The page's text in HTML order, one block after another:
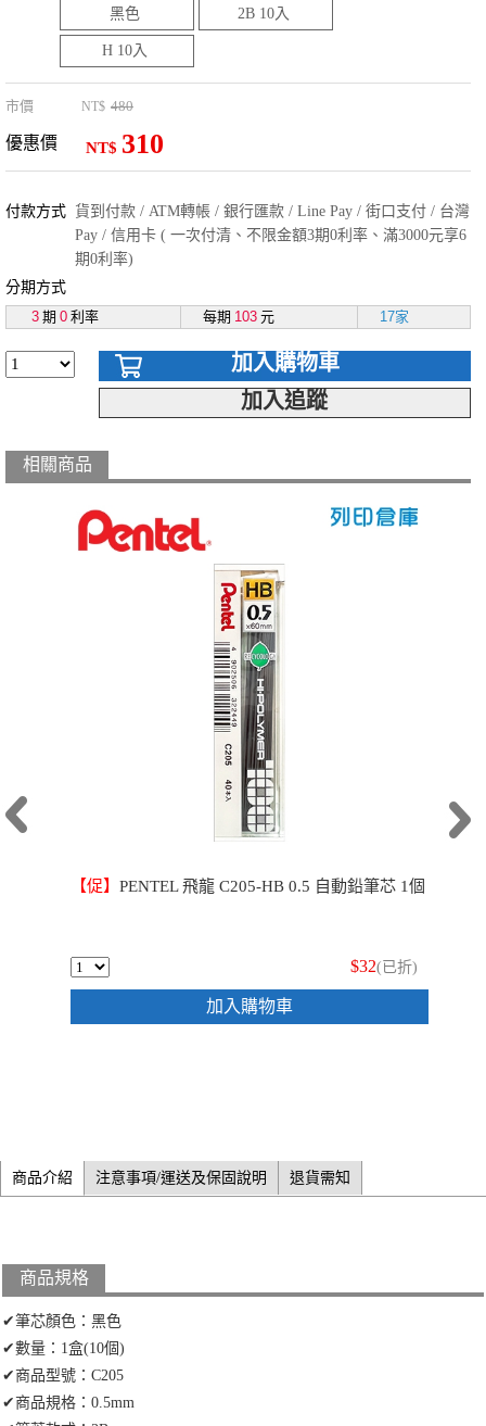
黑色 2B 10入
H 10入
市價 NT$ 480
優惠價 NT$ 310
付款方式 貨到付款 / ATM轉帳 / 銀行匯款 / Line Pay / 街口支付 / 台灣
Pay / 信用卡 ( 一次付清、不限金額3期0利率、滿3000元享6
期0利率)
分期方式
3 期 0 利率 每期 103 元 17家
加入購物車
加入追蹤
相關商品
【促】 PENTEL 飛龍 C205-HB 0.5 自動鉛筆芯 1個
$32(已折)
加入購物車
商品介紹 注意事項/運送及保固說明 退貨需知
商品規格
✔筆芯顏色：黑色
✔數量：1盒(10個)
✔商品型號：C205
✔商品規格：0.5mm